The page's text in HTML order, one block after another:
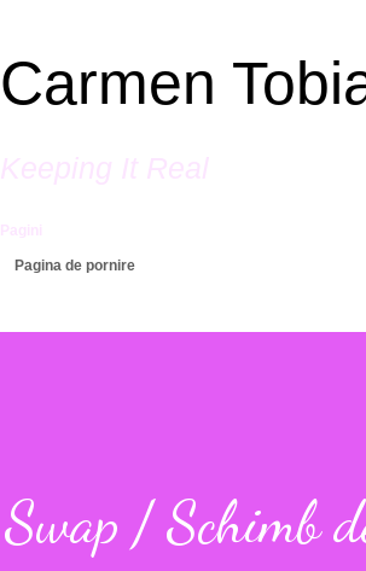
Carmen
Keeping It Real
Pagini
Pagina de pornire
Swap / Schimb